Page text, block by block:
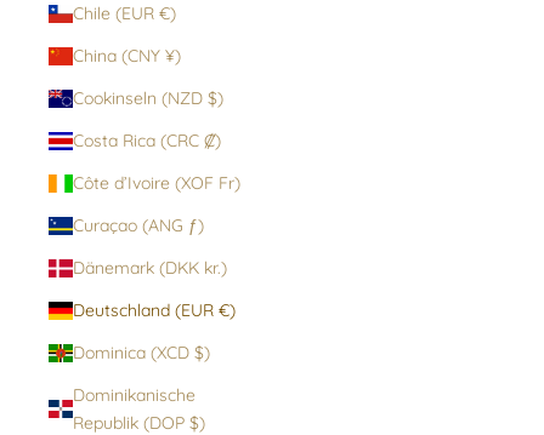
Chile (EUR €)
China (CNY ¥)
Cookinseln (NZD $)
Costa Rica (CRC ₡)
Côte d’Ivoire (XOF Fr)
Curaçao (ANG ƒ)
Dänemark (DKK kr.)
Deutschland (EUR €)
Dominica (XCD $)
Dominikanische
Republik (DOP $)